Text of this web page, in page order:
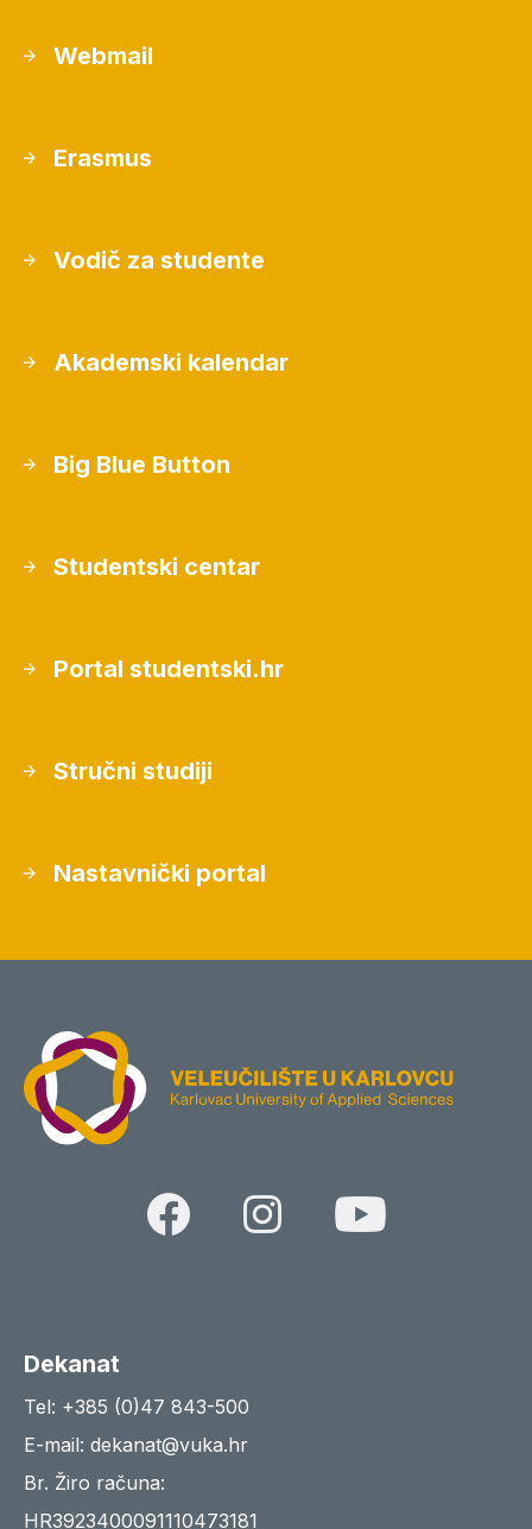
Webmail
Erasmus
Vodič za studente
Akademski kalendar
Big Blue Button
Studentski centar
Portal studentski.hr
Stručni studiji
Nastavnički portal
Dekanat
Tel: +385 (0)47 843-500
E-mail: dekanat@vuka.hr
Br. Žiro računa:
HR3923400091110473181